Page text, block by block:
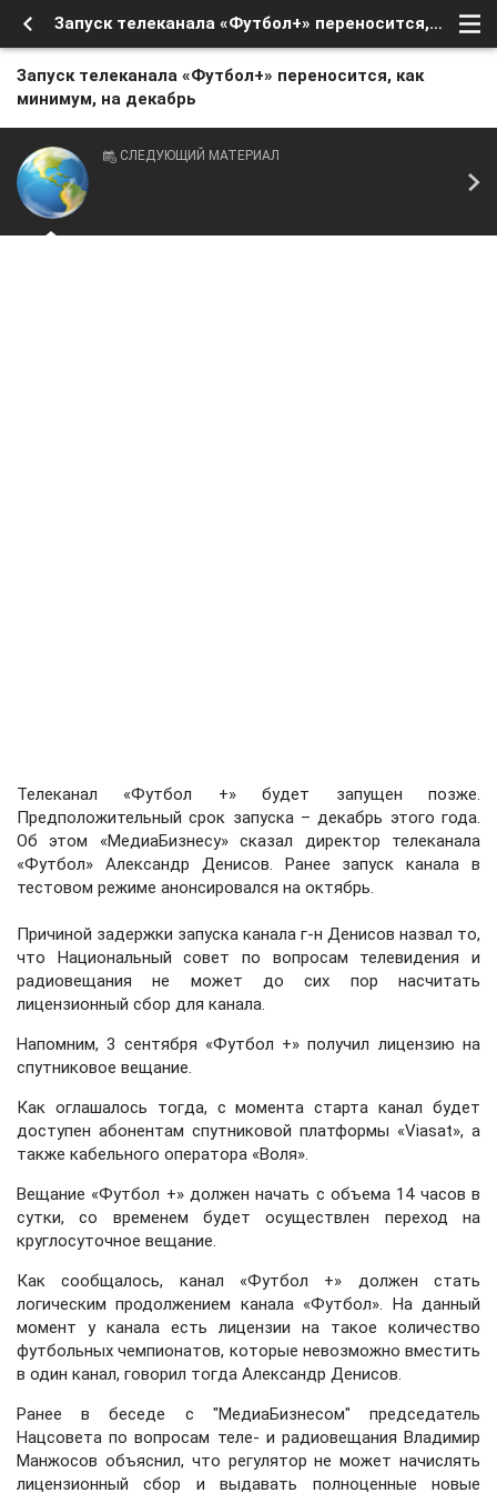
Запуск телеканала «Футбол+» переносится, как минимум, на декабрь
Запуск телеканала «Футбол+» переносится, как
минимум, на декабрь
СЛЕДУЮЩИЙ МАТЕРИАЛ
Телеканал «Футбол +» будет запущен позже.
Предположительный срок запуска – декабрь этого года.
Об этом «МедиаБизнесу» сказал директор телеканала
«Футбол» Александр Денисов. Ранее запуск канала в
тестовом режиме анонсировался на октябрь.
Причиной задержки запуска канала г-н Денисов назвал то,
что Национальный совет по вопросам телевидения и
радиовещания не может до сих пор насчитать
лицензионный сбор для канала.
Напомним, 3 сентября «Футбол +» получил лицензию на
спутниковое вещание.
Как оглашалось тогда, с момента старта канал будет
доступен абонентам спутниковой платформы «Viasat», а
также кабельного оператора «Воля».
Вещание «Футбол +» должен начать с объема 14 часов в
сутки, со временем будет осуществлен переход на
круглосуточное вещание.
Как сообщалось, канал «Футбол +» должен стать
логическим продолжением канала «Футбол». На данный
момент у канала есть лицензии на такое количество
футбольных чемпионатов, которые невозможно вместить
в один канал, говорил тогда Александр Денисов.
Ранее в беседе с "МедиаБизнесом" председатель
Нацсовета по вопросам теле- и радиовещания Владимир
Манжосов объяснил, что регулятор не может начислять
лицензионный сбор и выдавать полноценные новые